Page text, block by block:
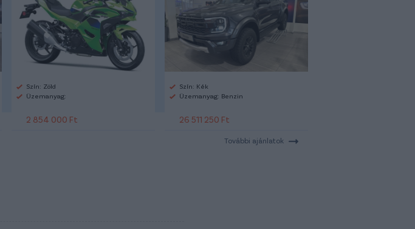
Szín: Zöld
Üzemanyag:
2 854 000 Ft
Szín: Kék
Üzemanyag: Benzin
26 511 250 Ft
További ajánlatok